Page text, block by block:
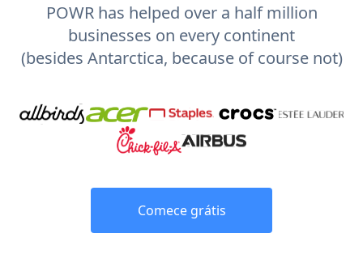
POWR has helped over a half million
businesses on every continent
(besides Antarctica, because of course not)
Comece grátis